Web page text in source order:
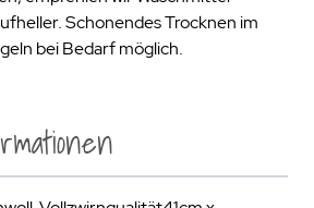
Schonendes Trocknen im
bei Bedarf möglich.